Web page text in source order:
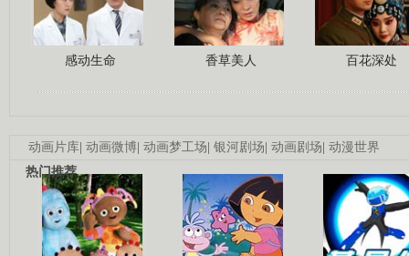
感动生命 香草美人 百花深处
动画片库| 动画微博| 动画梦工场| 银河剧场| 动画剧场| 动漫世界
热门推荐